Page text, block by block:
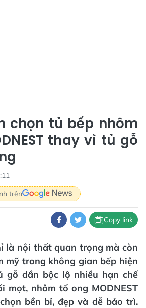
chọn tủ bếp nhôm
thay vì tủ gỗ
trên
Copy link
là nội thất quan trọng mà còn
mỹ trong không gian bếp hiện
gỗ dần bộc lộ nhiều hạn chế
mọt, nhôm tổ ong MODNEST
bền bỉ, đẹp và dễ bảo trì.